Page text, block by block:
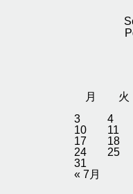
月
火
3
4
10
11
17
18
24
25
31
« 7月